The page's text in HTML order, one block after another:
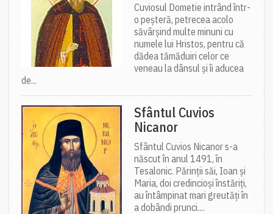
Cuviosul Dometie intrând într-
o peșteră, petrecea acolo
săvârșind multe minuni cu
numele lui Hristos, pentru că
dădea tămăduiri celor ce
veneau la dânsul și îi aducea
de...
Sfântul Cuvios
Nicanor
Sfântul Cuvios Nicanor s-a
născut în anul 1491, în
Tesalonic. Părinții săi, Ioan și
Maria, doi credincioși înstăriți,
au întâmpinat mari greutăți în
a dobândi prunci....